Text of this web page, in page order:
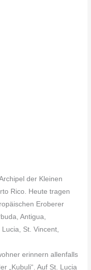
der Kleinen
Rico. Heute tragen
Eroberer
Antigua,
St. Vincent,
erinnern allenfalls
„Kubuli“. Auf St. Lucia